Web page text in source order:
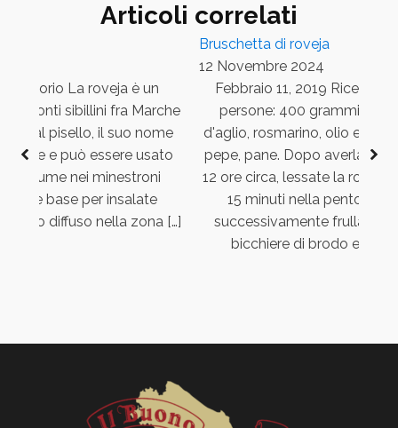
Articoli correlati
La roveja è un
monti sibillini fra Marche
al pisello, il suo nome
e può essere usato
legume nei minestroni
base per insalate
diffuso nella zona […]
Bruschetta di roveja
12 Novembre 2024
Febbraio 11, 2019 Ricette
persone: 400 grammi di
d'aglio, rosmarino, olio
pepe, pane. Dopo averla
12 ore circa, lessate la roveja
15 minuti nella pentola a
successivamente frullatela,
bicchiere di brodo e